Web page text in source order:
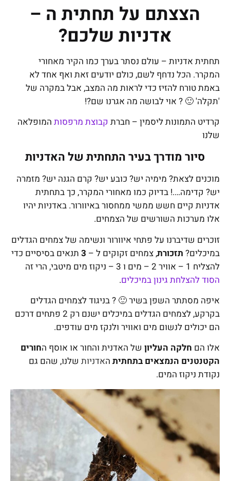
הצצתם על תחתית ה –
אדניות שלכם?
תחתית אדניות – עולם נסתר בערך כמו הקיר מאחורי
המקרר. הכל נדחף לשם, כולם יודעים זאת ואף אחד לא
באמת טורח להזיז כדי לראות מה המצב, אבל במקרה של
'תקלה' 🙂 ? אוי לבושה מה אגרנו שם?!
קרדיט התמונות ליסמין – חברת קבוצת מרפסות המופלאה
שלנו
סיור מודרך בעיר התחתית של האדניות
מוכנים לצאת? מימיה יש? כובע יש? קרם הגנה יש? מזמרה
יש? קדימה….! בדיוק כמו מאחורי המקרר, כך בתחתית
אדניות קיים חשש ממשי ממחסור באיוורור. באדניות יהיו
אלו מערכות השורשים של הצמחים.
זוכרים שדיברנו על פתחי איוורור ונשימה של צמחים הגדלים
במיכלים? תזכורת, צמחים זקוקים ל – 3 תנאים בסיסיים כדי
להצליח 1 – אוויר 2 – מים ו 3 – ניקוז מים מיטבי, הרי זה
הסוד להצלחת גינון במיכלים.
איפה מסתתר השפן בשיר 🙂 ? בניגוד לצמחים הגדלים
בקרקע, לצמחים הגדלים במיכלים ישנם רק 2 פתחים דרכם
הם יכולים לנשום מים ואוויר ולנקז מים עודפים.
אלו הם חלקה העליון של האדנית והחור או אוסף החורים
הקטנטנים הנמצאים בתחתית האדניות שלנו, שהם גם
נקודת ניקוז המים.